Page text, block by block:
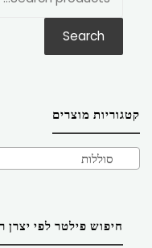
Search
קטגוריות מוצרים
סוללות
חיפוש פילטר לפי